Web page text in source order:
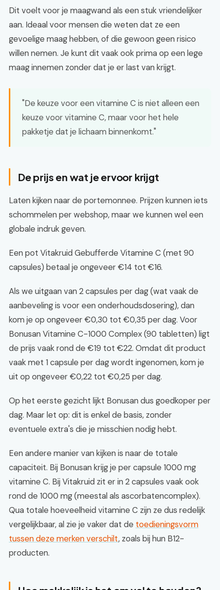
Dit voelt voor je maagwand als een stuk vriendelijker
aan. Ideaal voor mensen die weten dat ze een
gevoelige maag hebben, of die gewoon geen risico
willen nemen. Je kunt dit vaak ook prima op een lege
maag innemen zonder dat je er last van krijgt.
"De keuze voor een vitamine C is niet alleen een
keuze voor vitamine C, maar voor het hele
pakketje dat je lichaam binnenkomt."
De prijs en wat je ervoor krijgt
Laten kijken naar de portemonnee. Prijzen kunnen iets
schommelen per webshop, maar we kunnen wel een
globale indruk geven.
Een pot Vitakruid Gebufferde Vitamine C (met 90
capsules) betaal je ongeveer €14 tot €16.
Als we uitgaan van 2 capsules per dag (wat vaak de
aanbeveling is voor een onderhoudsdosering), dan
kom je op ongeveer €0,30 tot €0,35 per dag. Voor
Bonusan Vitamine C-1000 Complex (90 tabletten) ligt
de prijs vaak rond de €19 tot €22. Omdat dit product
vaak met 1 capsule per dag wordt ingenomen, kom je
uit op ongeveer €0,22 tot €0,25 per dag.
Op het eerste gezicht lijkt Bonusan dus goedkoper per
dag. Maar let op: dit is enkel de basis, zonder
eventuele extra's die je misschien nodig hebt.
Een andere manier van kijken is naar de totale
capaciteit. Bij Bonusan krijg je per capsule 1000 mg
vitamine C. Bij Vitakruid zit er in 2 capsules vaak ook
rond de 1000 mg (meestal als ascorbatencomplex).
Qua totale hoeveelheid vitamine C zijn ze dus redelijk
vergelijkbaar, al zie je vaker dat de toedieningsvorm
tussen deze merken verschilt, zoals bij hun B12-
producten.